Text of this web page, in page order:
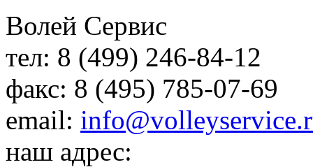
Волей Сервис
тел: 8 (499) 246-84-12
факс: 8 (495) 785-07-69
email:
наш адрес: